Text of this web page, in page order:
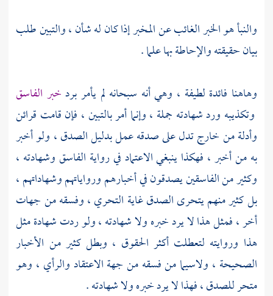
والنبأ هو الخبر الغائب عن المخبر إذا كان له شأن ، والتبين طلب
بيان حقيقته والإحاطة بها علما .
وهاهنا فائدة لطيفة ، وهي أنه سبحانه لم يأمر بردخبر الفاسق
وتكذيبه ورد شهادته جملة ، وإنما أمر بالتبين ، فإن قامت قرائن
وأدلة من خارج تدل على صدقه عمل بدليل الصدق ، ولو أخبر
به من أخبر ، فهكذا ينبغي الاعتماد في رواية الفاسق وشهادته ،
وكثير من الفاسقين يصدقون في أخبارهم ورواياتهم وشهاداتهم ،
بل كثير منهم يتحرى الصدق غاية التحري ، وفسقه من جهات
أخر ، فمثل هذا لا يرد خبره ولا شهادته ، ولو ردت شهادة مثل
هذا وروايته لتعطلت أكثر الحقوق ، وبطل كثير من الأخبار
الصحيحة ، ولاسيما من فسقه من جهة الاعتقاد والرأي ، وهو
متحر للصدق ، فهذا لا يرد خبره ولا شهادته .